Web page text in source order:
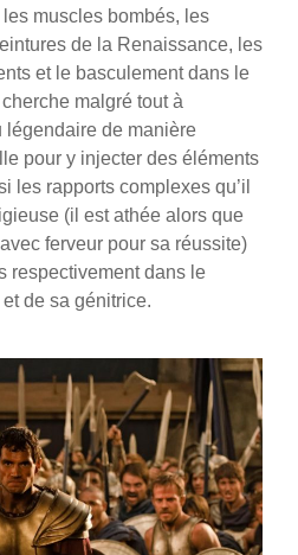
muscles bombés, les
de la Renaissance, les
et le basculement dans le
malgré tout à
légendaire de manière
pour y injecter des éléments
les rapports complexes qu’il
(il est athée alors que
ferveur pour sa réussite)
respectivement dans le
de sa génitrice.